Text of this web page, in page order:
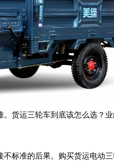
货运三轮车到底该怎么选？业
标准的后果。购买货运电动